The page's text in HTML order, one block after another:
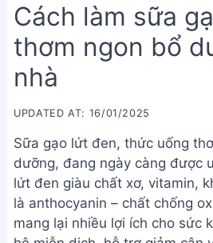
Cách làm sữa
thơm ngon bổ
nhà
UPDATED AT: 16/01/2025
Sữa gạo lứt đen, thức uống
dưỡng, đang ngày càng được
lứt đen giàu chất xơ, vitamin,
là anthocyanin – chất chống
mang lại nhiều lợi ích cho sức